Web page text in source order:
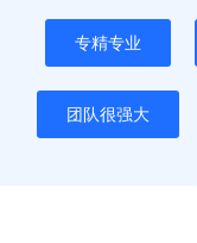
专精专业
团队很强大